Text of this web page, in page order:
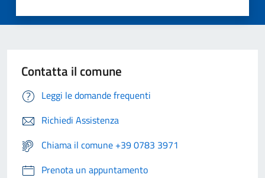
Contatta il comune
Leggi le domande frequenti
Richiedi Assistenza
Chiama il comune +39 0783 3971
Prenota un appuntamento